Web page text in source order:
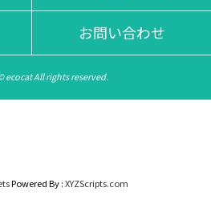
お問い合わせ
ecocat All rights reserved.
Powered By :XYZScripts.com